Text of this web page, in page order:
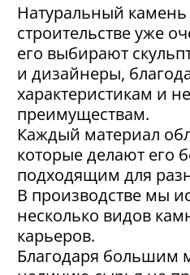
Натуральный камень
строительстве уже
его выбирают
и дизайнеры,
характеристикам и
преимуществам.
Каждый материал
которые делают его
подходящим для
В производстве мы
несколько видов
карьеров.
Благодаря большим